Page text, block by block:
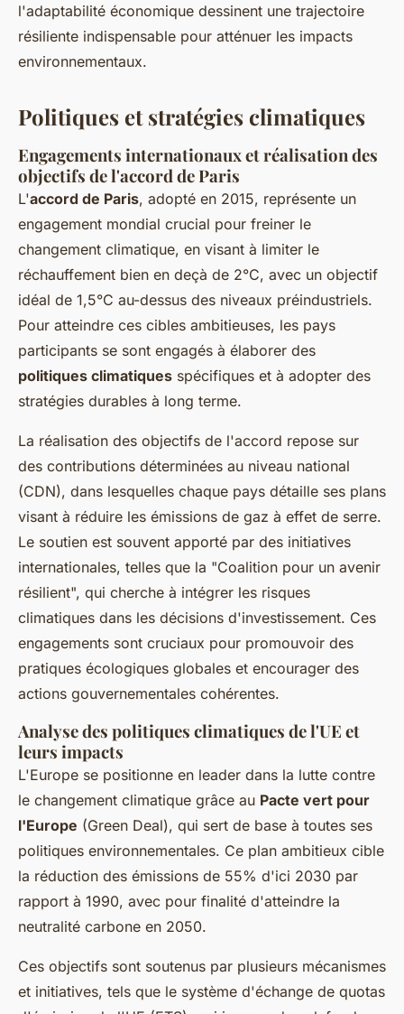
l'adaptabilité économique dessinent une trajectoire
résiliente indispensable pour atténuer les impacts
environnementaux.
Politiques et stratégies climatiques
Engagements internationaux et réalisation des
objectifs de l'accord de Paris
L'accord de Paris, adopté en 2015, représente un
engagement mondial crucial pour freiner le
changement climatique, en visant à limiter le
réchauffement bien en deçà de 2°C, avec un objectif
idéal de 1,5°C au-dessus des niveaux préindustriels.
Pour atteindre ces cibles ambitieuses, les pays
participants se sont engagés à élaborer des
politiques climatiques spécifiques et à adopter des
stratégies durables à long terme.
La réalisation des objectifs de l'accord repose sur
des contributions déterminées au niveau national
(CDN), dans lesquelles chaque pays détaille ses plans
visant à réduire les émissions de gaz à effet de serre.
Le soutien est souvent apporté par des initiatives
internationales, telles que la "Coalition pour un avenir
résilient", qui cherche à intégrer les risques
climatiques dans les décisions d'investissement. Ces
engagements sont cruciaux pour promouvoir des
pratiques écologiques globales et encourager des
actions gouvernementales cohérentes.
Analyse des politiques climatiques de l'UE et
leurs impacts
L'Europe se positionne en leader dans la lutte contre
le changement climatique grâce au Pacte vert pour
l'Europe (Green Deal), qui sert de base à toutes ses
politiques environnementales. Ce plan ambitieux cible
la réduction des émissions de 55% d'ici 2030 par
rapport à 1990, avec pour finalité d'atteindre la
neutralité carbone en 2050.
Ces objectifs sont soutenus par plusieurs mécanismes
et initiatives, tels que le système d'échange de quotas